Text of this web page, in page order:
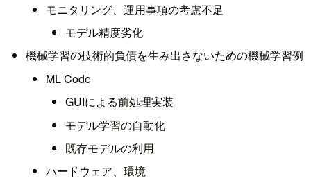
モニタリング、運用事項の考慮不足
モデル精度劣化
機械学習の技術的負債を生み出さないための機械学習例
ML Code
GUIによる前処理実装
モデル学習の自動化
既存モデルの利用
ハードウェア、環境